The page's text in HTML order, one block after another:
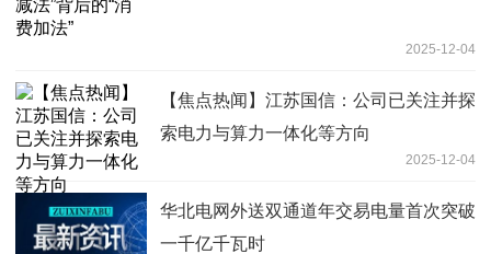
2025-12-04
【焦点热闻】江苏国信：公司已关注并探
索电力与算力一体化等方向
2025-12-04
华北电网外送双通道年交易电量首次突破
一千亿千瓦时